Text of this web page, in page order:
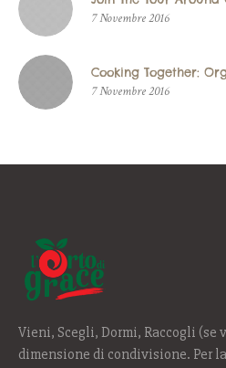
7 Novembre 2016
Cooking Together:
7 Novembre 2016
Vieni, Scegli, Dormi, Raccogli (se
dimensione di condivisione. Per